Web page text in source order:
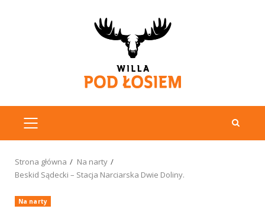
MENU
GŁÓWNE
Strona główna
Na narty
Beskid Sądecki – Stacja Narciarska Dwie Doliny.
Na narty